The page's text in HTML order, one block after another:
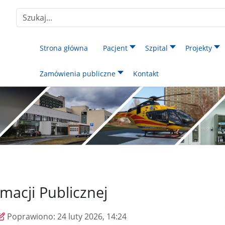
Szukaj
Strona główna Pacjent Szpital Projekty
Zamówienia publiczne Kontakt
Publicznej
Poprawiono: 24 luty 2026, 14:24